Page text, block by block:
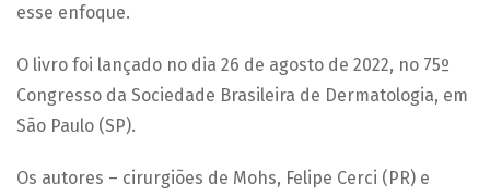
esse enfoque.
O livro foi lançado no dia 26 de agosto de 2022, no 75º
Congresso da Sociedade Brasileira de Dermatologia, em
São Paulo (SP).
Os autores – cirurgiões de Mohs, Felipe Cerci (PR) e